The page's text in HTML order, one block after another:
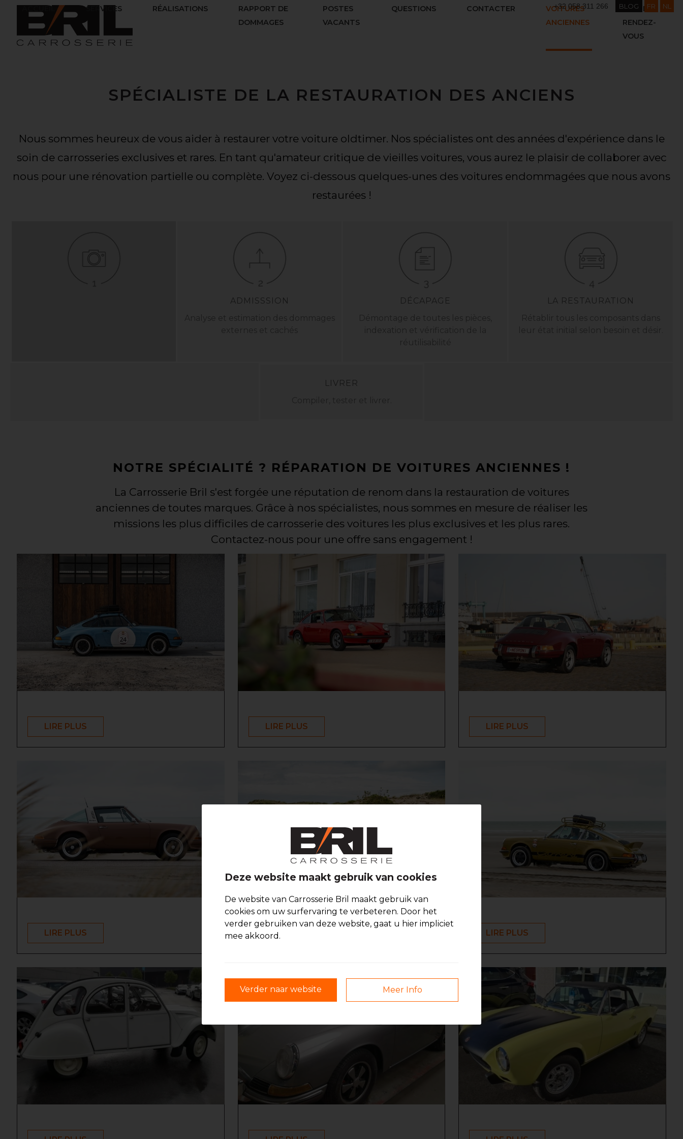
ACCUEIL SERVICES RÉALISATIONS
RAPPORT DE
DOMMAGES
POSTES
VACANTS
QUESTIONS CONTACTER
VOITURES
ANCIENNES
PRENDRE
RENDEZ-
VOUS
+32 058 311 266 BLOG FR NL
SPÉCIALISTE DE LA RESTAURATION DES ANCIENS
Nous sommes heureux de vous aider à restaurer votre voiture oldtimer. Nos spécialistes ont des années d'expérience dans le
soin de carrosseries exclusives et rares. En tant qu'amateur critique de vieilles voitures, vous aurez le plaisir de collaborer avec
nous pour une rénovation partielle ou complète. Voyez ci-dessous quelques-unes des voitures endommagées que nous avons
restaurées !
ADMISSSION
DÉCAPAGE
LA RESTAURATION
LIVRER
NOTRE SPÉCIALITÉ ? RÉPARATION DE VOITURES ANCIENNES !
La Carrosserie Bril s'est forgée une réputation de renom dans la restauration de voitures
anciennes de toutes marques. Grâce à nos spécialistes, nous sommes en mesure de réaliser les
missions les plus difficiles de carrosserie des voitures les plus exclusives et les plus rares.
Contactez-nous pour une offre sans engagement !
LIRE PLUS LIRE PLUS LIRE PLUS
LIRE PLUS LIRE PLUS LIRE PLUS
Deze website maakt gebruik van cookies
De website van Carrosserie Bril maakt gebruik van
cookies om uw surfervaring te verbeteren. Door het
verder gebruiken van deze website, gaat u hier impliciet
mee akkoord.
Verder naar website Meer Info